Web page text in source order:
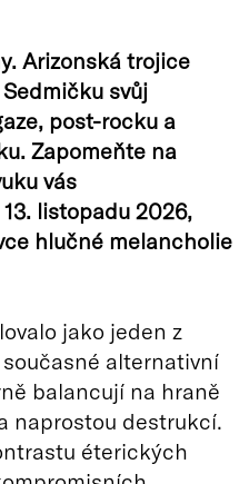
Arizonská trojice
svůj
post-rocku a
Zapomeňte na
vás
listopadu 2026,
hlučné melancholie
jako jeden z
alternativní
balancují na hraně
naprostou destrukcí.
éterických